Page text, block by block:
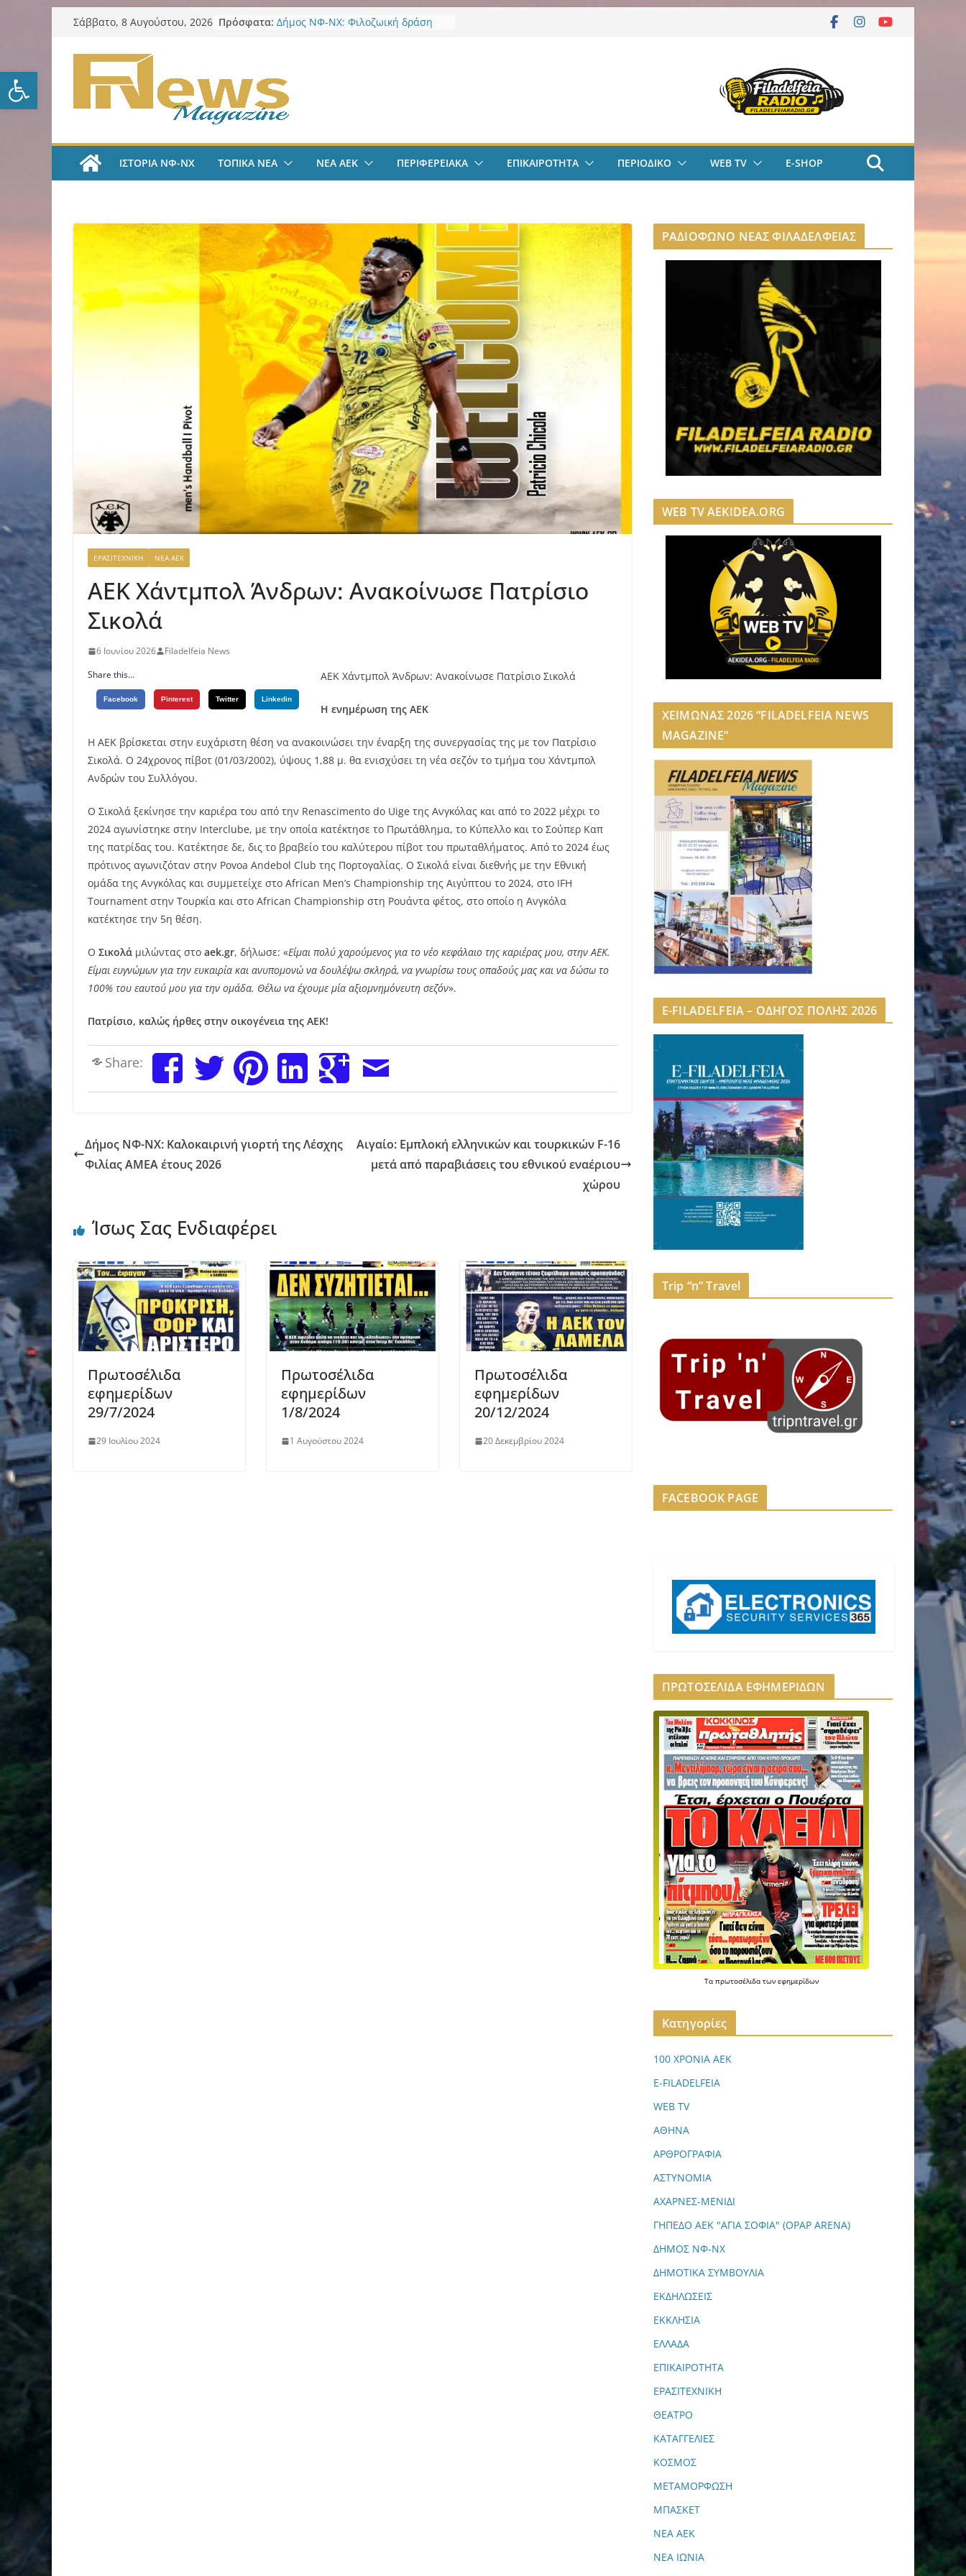
Ανοίξτε τη γραμμή εργαλείων
Μετάβαση
περιεχόμενο
Σάββατο, 8 Αυγούστου, 2026 Πρόσφατα: Δήμος ΝΦ-ΝΧ: Φιλοζωική δράση
«Ήρθα στην ΑΕΚ για το Champions
League» – Η ξεχωριστή υποδοχή
του Μάριου Ηλιόπουλου
Λαϊκή Συσπείρωση ΝΦ-ΝΧ:
Δήμος ΝΦ-ΝΧ: Υποστήριξη
πυρόπληκτων
ΙΣΤΟΡΙΑ ΝΦ-ΝΧ ΤΟΠΙΚΑ ΝΕΑ ΝΕΑ ΑΕΚ ΠΕΡΙΦΕΡΕΙΑΚΑ ΕΠΙΚΑΙΡΟΤΗΤΑ ΠΕΡΙΟΔΙΚΟ WEB TV E-SHOP
ΕΡΑΣΙΤΕΧΝΙΚΗ ΝΕΑ ΑΕΚ
ΑΕΚ Χάντμπολ Άνδρων: Ανακοίνωσε Πατρίσιο
Σικολά
6 Ιουνίου 2026
Filadelfeia News
Share this...
Facebook Pinterest Twitter Linkedin
ΑΕΚ Χάντμπολ Άνδρων: Ανακοίνωσε Πατρίσιο Σικολά
Η ενημέρωση της ΑΕΚ
Η ΑΕΚ βρίσκεται στην ευχάριστη θέση να ανακοινώσει την έναρξη της συνεργασίας της με τον Πατρίσιο
Σικολά. Ο 24χρονος πίβοτ (01/03/2002), ύψους 1,88 μ. θα ενισχύσει τη νέα σεζόν το τμήμα του Χάντμπολ
Ανδρών του Συλλόγου.
Ο Σικολά ξεκίνησε την καριέρα του από την Renascimento do Uige της Ανγκόλας και από το 2022 μέχρι το
2024 αγωνίστηκε στην Interclube, με την οποία κατέκτησε το Πρωτάθλημα, το Κύπελλο και το Σούπερ Καπ
της πατρίδας του. Κατέκτησε δε, δις το βραβείο του καλύτερου πίβοτ του πρωταθλήματος. Από το 2024 έως
πρότινος αγωνιζόταν στην Povoa Andebol Club της Πορτογαλίας. Ο Σικολά είναι διεθνής με την Εθνική
ομάδα της Ανγκόλας και συμμετείχε στο African Men’s Championship της Αιγύπτου το 2024, στο IFH
Tournament στην Τουρκία και στο African Championship στη Ρουάντα φέτος, στο οποίο η Ανγκόλα
κατέκτησε την 5η θέση.
Ο Σικολά μιλώντας στο aek.gr, δήλωσε: «Είμαι πολύ χαρούμενος για το νέο κεφάλαιο της καριέρας μου, στην ΑΕΚ.
Είμαι ευγνώμων για την ευκαιρία και ανυπομονώ να δουλέψω σκληρά, να γνωρίσω τους οπαδούς μας και να δώσω το
100% του εαυτού μου για την ομάδα. Θέλω να έχουμε μία αξιομνημόνευτη σεζόν».
Πατρίσιο, καλώς ήρθες στην οικογένεια της ΑΕΚ!
Share:
Δήμος ΝΦ-ΝΧ: Καλοκαιρινή γιορτή της Λέσχης
Φιλίας ΑΜΕΑ έτους 2026
Αιγαίο: Εμπλοκή ελληνικών και τουρκικών F-16
μετά από παραβιάσεις του εθνικού εναέριου
χώρου
Ίσως Σας Ενδιαφέρει
Πρωτοσέλιδα
εφημερίδων
29/7/2024
29 Ιουλίου 2024
Πρωτοσέλιδα
εφημερίδων
1/8/2024
1 Αυγούστου 2024
Πρωτοσέλιδα
εφημερίδων
20/12/2024
20 Δεκεμβρίου 2024
ΡΑΔΙΟΦΩΝΟ ΝΕΑΣ ΦΙΛΑΔΕΛΦΕΙΑΣ
WEB TV AEKIDEA.ORG
ΧΕΙΜΩΝΑΣ 2026 “FILADELFEIA NEWS
MAGAZINE”
E-FILADELFEIA – ΟΔΗΓΟΣ ΠΟΛΗΣ 2026
Trip “n” Travel
FACEBOOK PAGE
ΠΡΩΤΟΣΕΛΙΔΑ ΕΦΗΜΕΡΙΔΩΝ
Τα πρωτοσέλιδα των εφημερίδων
Kατηγορίες
100 ΧΡΟΝΙΑ ΑΕΚ
E-FILADELFEIA
WEB TV
ΑΘΗΝΑ
ΑΡΘΡΟΓΡΑΦΙΑ
ΑΣΤΥΝΟΜΙΑ
ΑΧΑΡΝΕΣ-ΜΕΝΙΔΙ
ΓΗΠΕΔΟ ΑΕΚ "ΑΓΙΑ ΣΟΦΙΑ" (OPAP ARENA)
ΔΗΜΟΣ ΝΦ-ΝΧ
ΔΗΜΟΤΙΚΑ ΣΥΜΒΟΥΛΙΑ
ΕΚΔΗΛΩΣΕΙΣ
ΕΚΚΛΗΣΙΑ
ΕΛΛΑΔΑ
ΕΠΙΚΑΙΡΟΤΗΤΑ
ΕΡΑΣΙΤΕΧΝΙΚΗ
ΘΕΑΤΡΟ
ΚΑΤΑΓΓΕΛΙΕΣ
ΚΟΣΜΟΣ
ΜΕΤΑΜΟΡΦΩΣΗ
ΜΠΑΣΚΕΤ
ΝΕΑ ΑΕΚ
ΝΕΑ ΙΩΝΙΑ